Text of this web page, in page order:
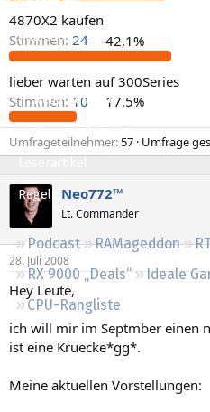
Aktuelles
Neue Beiträge
Neueste Aktivitäten
Regeln
Podcast RAMageddon
RX 9000 „Deals“
Ideale
CPU-Rangliste
r
a
m
4870X2 kaufen
Stimmen: 24 42,1%
lieber warten auf 300Series
Stimmen: 10 17,5%
Umfrageteilnehmer 57 Umfrage
Neo772™
Lt. Commander
28. Juli 2008
Hey Leute,
ich will mir im Septmber einen
ist eine Kruecke*gg*.
Meine aktuellen Vorstellungen: